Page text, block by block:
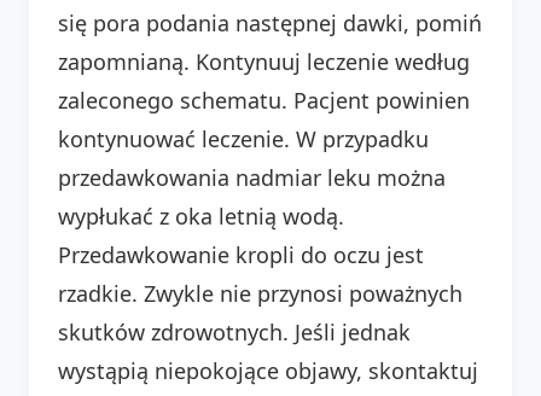
się pora podania następnej dawki, pomiń
zapomnianą. Kontynuuj leczenie według
zaleconego schematu. Pacjent powinien
kontynuować leczenie. W przypadku
przedawkowania nadmiar leku można
wypłukać z oka letnią wodą.
Przedawkowanie kropli do oczu jest
rzadkie. Zwykle nie przynosi poważnych
skutków zdrowotnych. Jeśli jednak
wystąpią niepokojące objawy, skontaktuj